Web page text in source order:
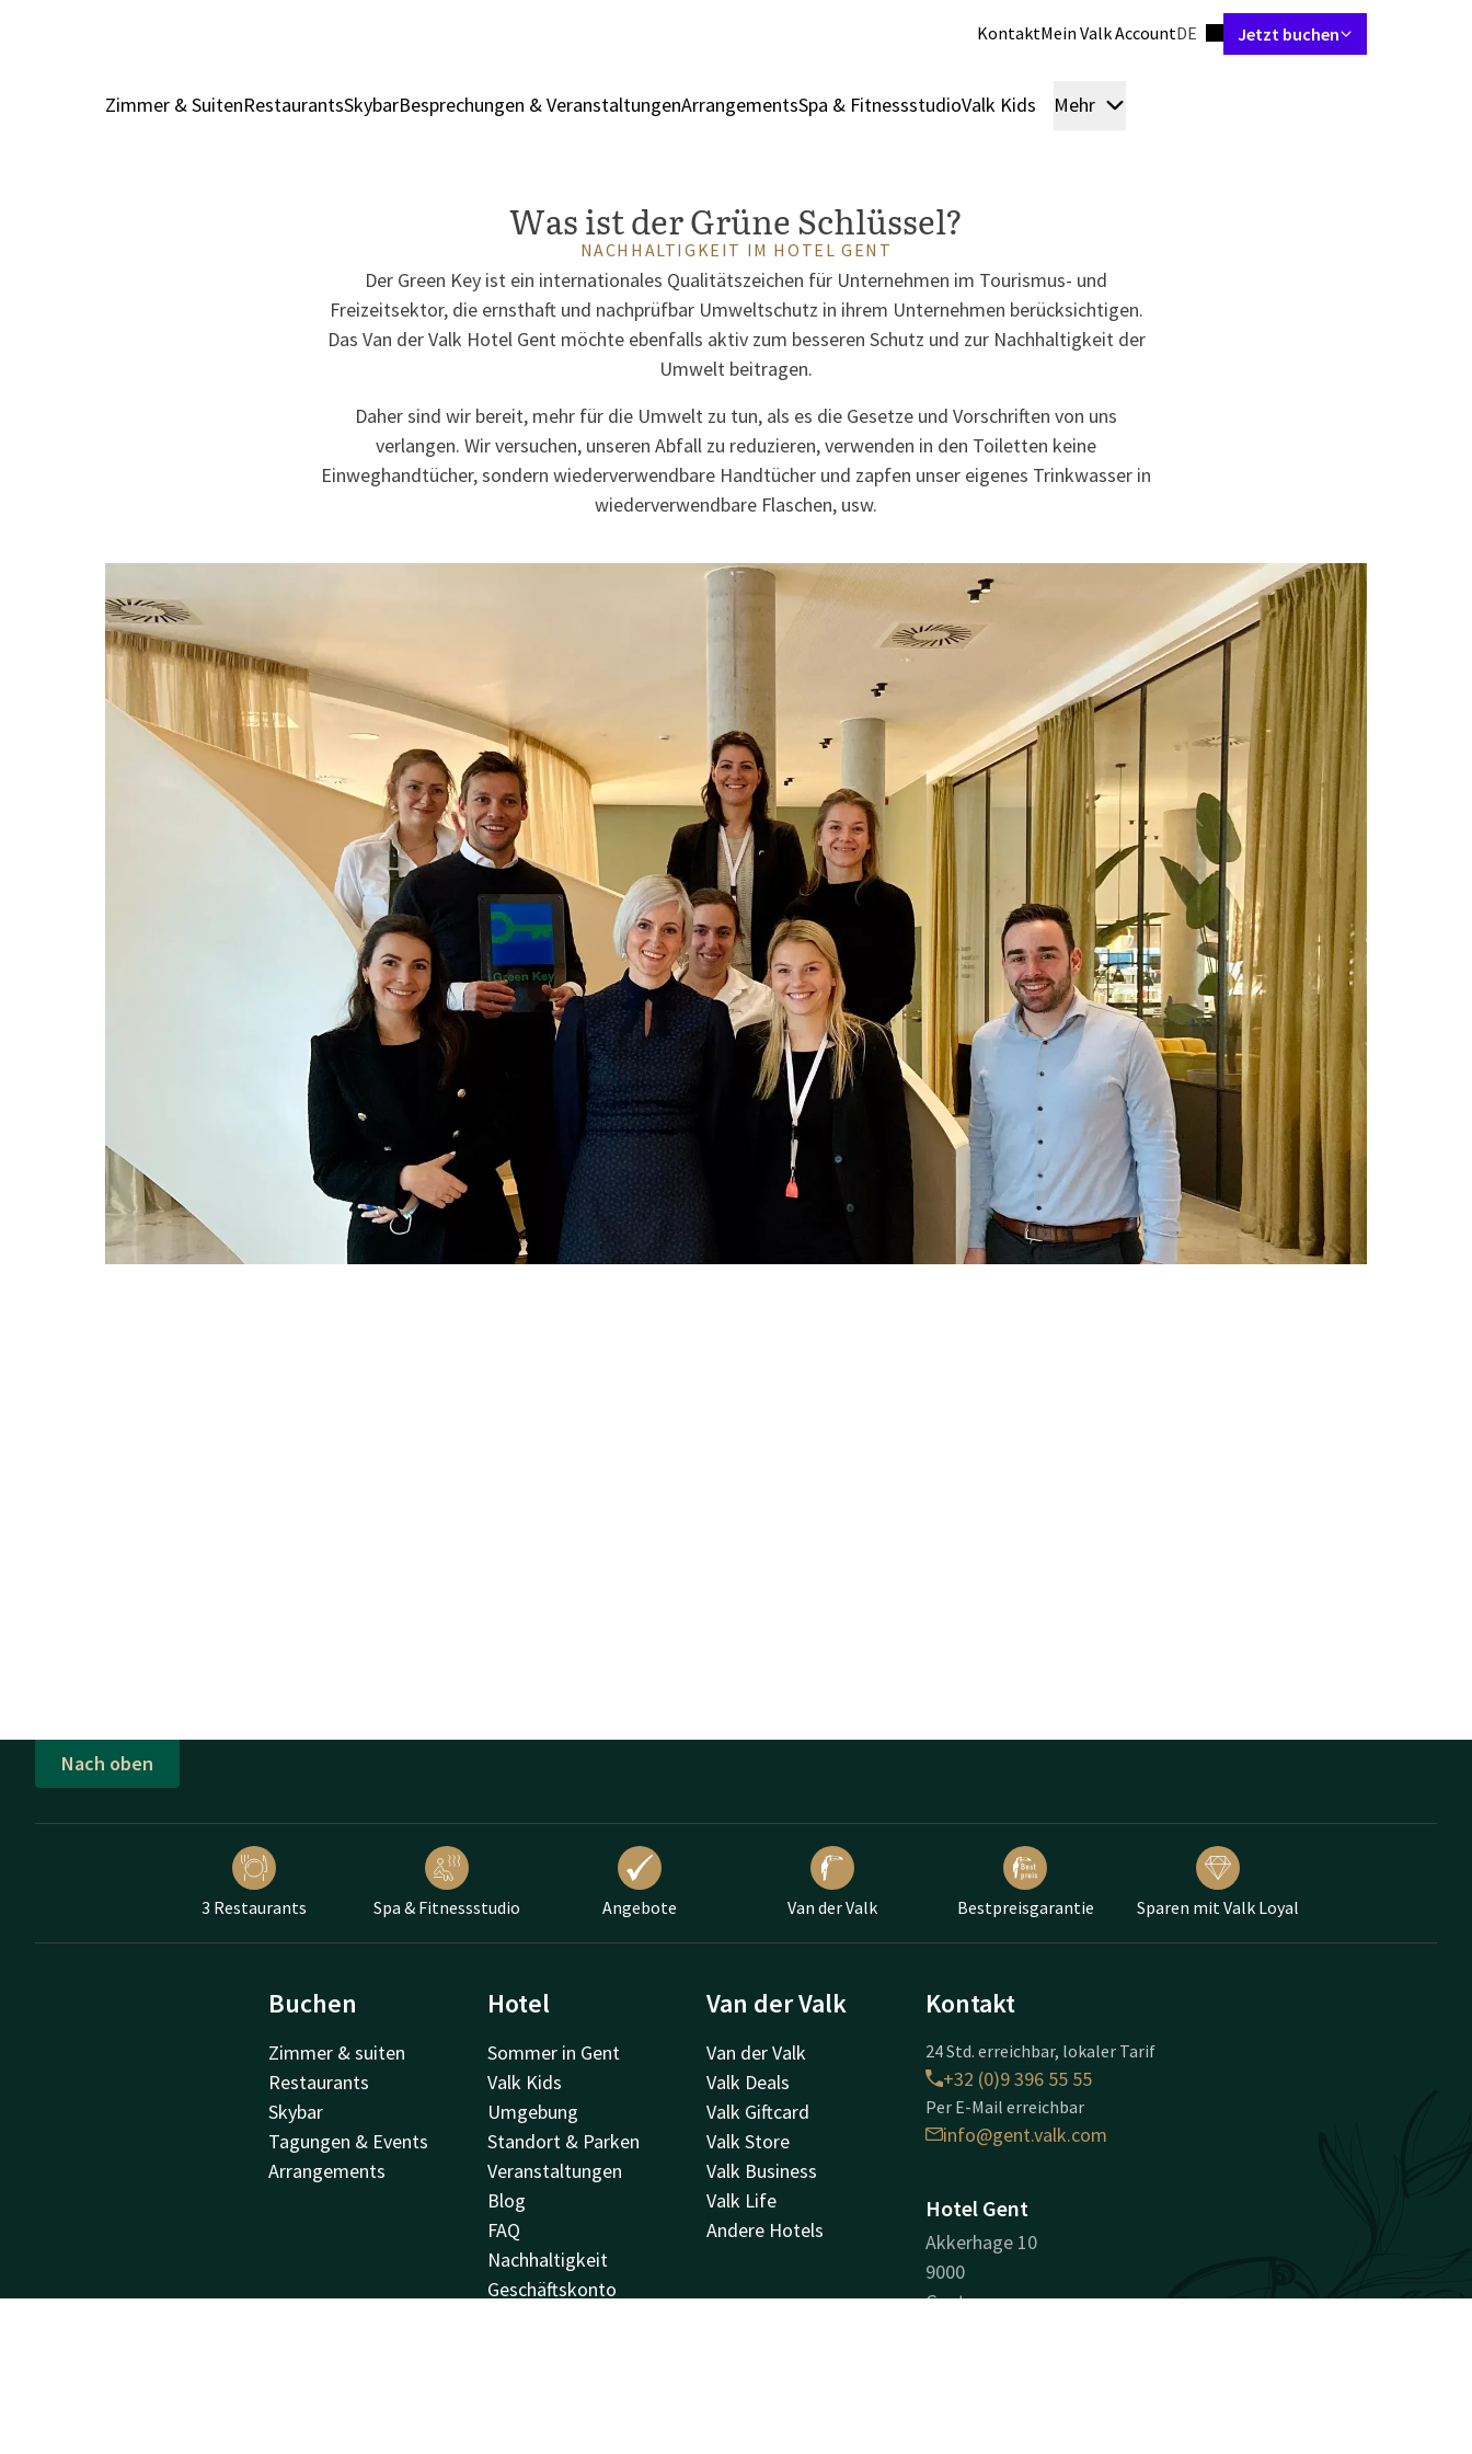
KontaktMein Valk AccountSprache einstellen
DE Jetzt buchen
Zimmer & SuitenRestaurantsSkybarBesprechungen & VeranstaltungenArrangementsSpa & FitnessstudioValk Kids Mehr
Was ist der Grüne Schlüssel?
NACHHALTIGKEIT IM HOTEL GENT
Der Green Key ist ein internationales Qualitätszeichen für Unternehmen im Tourismus- und
Freizeitsektor, die ernsthaft und nachprüfbar Umweltschutz in ihrem Unternehmen berücksichtigen.
Das Van der Valk Hotel Gent möchte ebenfalls aktiv zum besseren Schutz und zur Nachhaltigkeit der
Umwelt beitragen.
Daher sind wir bereit, mehr für die Umwelt zu tun, als es die Gesetze und Vorschriften von uns
verlangen. Wir versuchen, unseren Abfall zu reduzieren, verwenden in den Toiletten keine
Einweghandtücher, sondern wiederverwendbare Handtücher und zapfen unser eigenes Trinkwasser in
wiederverwendbare Flaschen, usw.
Nach oben
3 Restaurants Spa & Fitnessstudio Angebote Van der Valk Bestpreisgarantie Sparen mit Valk Loyal
Buchen
Zimmer & suiten
Restaurants
Skybar
Tagungen & Events
Arrangements
Hotel
Sommer in Gent
Valk Kids
Umgebung
Standort & Parken
Veranstaltungen
Blog
FAQ
Nachhaltigkeit
Geschäftskonto
Van der Valk
Van der Valk
Valk Deals
Valk Giftcard
Valk Store
Valk Business
Valk Life
Andere Hotels
Kontakt
24 Std. erreichbar, lokaler Tarif
+32 (0)9 396 55 55
Per E-Mail erreichbar
info@gent.valk.com
Hotel Gent
Akkerhage 10
9000
Gent